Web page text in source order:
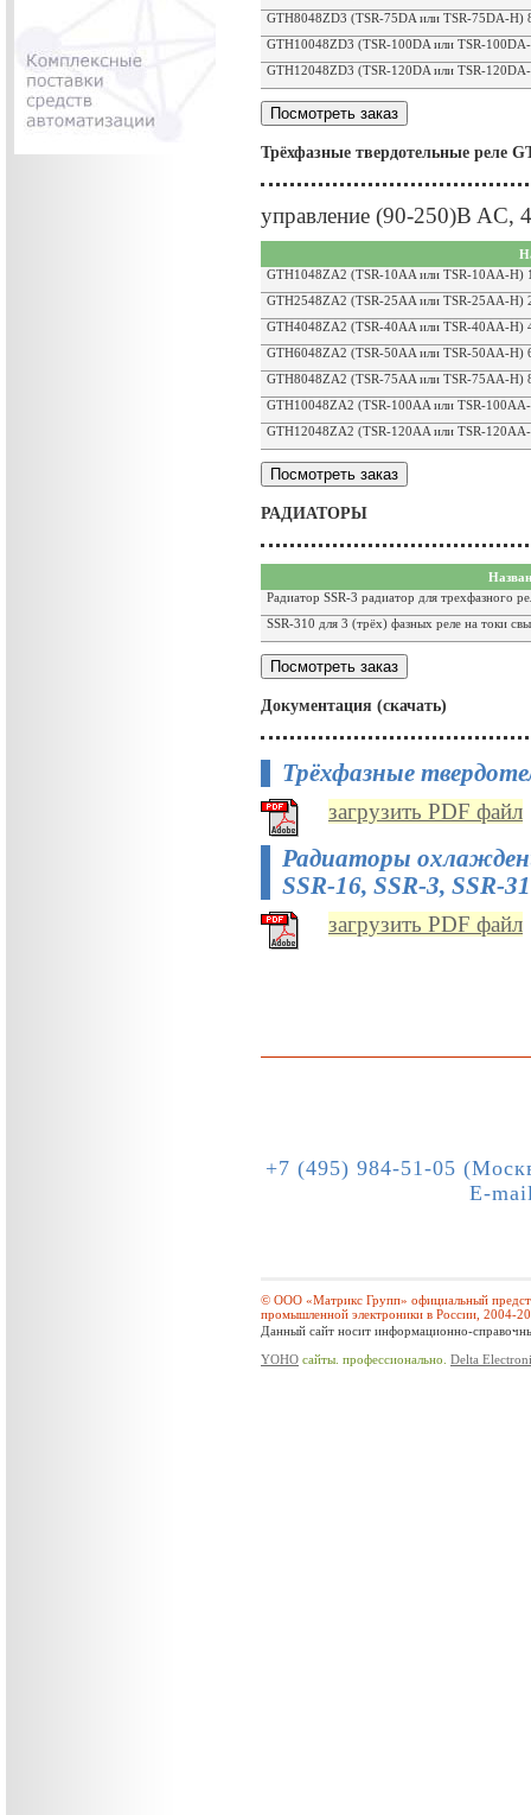
GTH8048ZD3 (TSR-75DA или TSR-75DA-H)
GTH10048ZD3 (TSR-100DA или TSR-
GTH12048ZD3 (TSR-120DA или TSR-
Трёхфазные твердотельные реле
управление (90-250)B AC,
GTH1048ZA2 (TSR-10AA или TSR-10AA-H)
GTH2548ZA2 (TSR-25AA или TSR-25AA-H)
GTH4048ZA2 (TSR-40AA или TSR-40AA-H)
GTH6048ZA2 (TSR-50AA или TSR-50AA-H)
GTH8048ZA2 (TSR-75AA или TSR-75AA-H)
GTH10048ZA2 (TSR-100AA или TSR-
GTH12048ZA2 (TSR-120AA или TSR-
РАДИАТОРЫ
Радиатор SSR-3 радиатор для трехфазного
SSR-310 для 3 (трёх) фазных реле на токи
Документация (скачать)
Трёхфазные
загрузить PDF файл
Радиаторы
SSR-16, SSR-3, SSR-
загрузить PDF файл
+7 (495) 984-51-05
E-
© ООО «Матрикс Групп» официальный
промышленной электроники в России, 2004-
Данный сайт носит информационно-
YOHO сайты. профессионально. Delta